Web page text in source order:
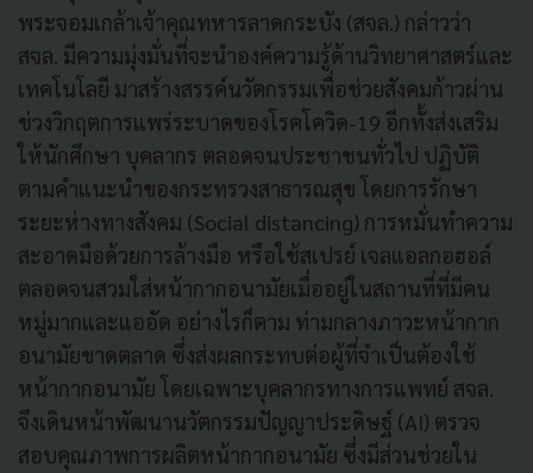
พระจอมเกล้าเจ้าคุณทหารลาดกระบัง (สจล.) กล่าวว่า
สจล. มีความมุ่งมั่นที่จะนำองค์ความรู้ด้านวิทยาศาสตร์และ
เทคโนโลยี มาสร้างสรรค์นวัตกรรมเพื่อช่วยสังคมก้าวผ่าน
ช่วงวิกฤตการแพร่ระบาดของโรคโควิด-19 อีกทั้งส่งเสริม
ให้นักศึกษา บุคลากร ตลอดจนประชาชนทั่วไป ปฏิบัติ
ตามคำแนะนำของกระทรวงสาธารณสุข โดยการรักษา
ระยะห่างทางสังคม (Social distancing) การหมั่นทำความ
สะอาดมือด้วยการล้างมือ หรือใช้สเปรย์ เจลแอลกอฮอล์
ตลอดจนสวมใส่หน้ากากอนามัยเมื่ออยู่ในสถานที่ที่มีคน
หมู่มากและแออัด อย่างไรก็ตาม ท่ามกลางภาวะหน้ากาก
อนามัยขาดตลาด ซึ่งส่งผลกระทบต่อผู้ที่จำเป็นต้องใช้
หน้ากากอนามัย โดยเฉพาะบุคลากรทางการแพทย์ สจล.
จึงเดินหน้าพัฒนานวัตกรรมปัญญาประดิษฐ์ (AI) ตรวจ
สอบคุณภาพการผลิตหน้ากากอนามัย ซึ่งมีส่วนช่วยใน